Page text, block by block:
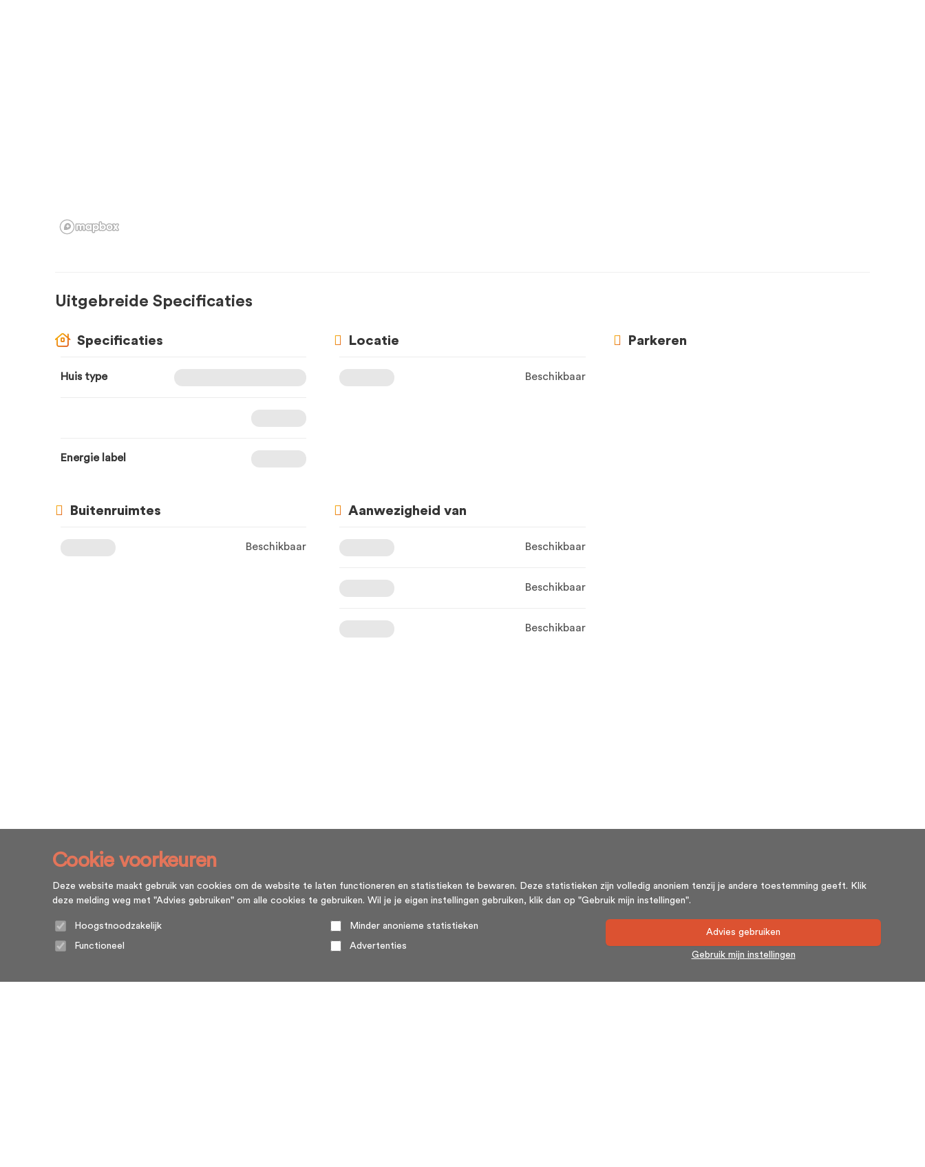
Uitgebreide Specificaties
Specificaties
Huis type
Energie label
Locatie
Beschikbaar
Parkeren
Buitenruimtes
Beschikbaar
Aanwezigheid van
Beschikbaar
Beschikbaar
Beschikbaar
Cookie voorkeuren
Deze website maakt gebruik van cookies om de website te laten functioneren en statistieken te bewaren. Deze statistieken zijn volledig anoniem tenzij je andere toestemming geeft. Klik
deze melding weg met "Advies gebruiken" om alle cookies te gebruiken. Wil je je eigen instellingen gebruiken, klik dan op "Gebruik mijn instellingen".
Hoogstnoodzakelijk
Functioneel
Minder anonieme statistieken
Advertenties
Advies gebruiken
Gebruik mijn instellingen